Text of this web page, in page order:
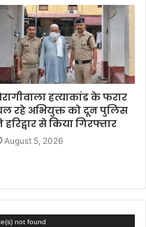
हत्याकांड के फरार
रहे अभियुक्त को दून पुलिस
हरिद्वार से किया गिरफ्तार
August 5, 2026
not found